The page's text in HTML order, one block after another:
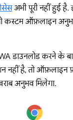
अभी पूरी नहीं हुई
कस्टम ऑफ़लाइन
डाउनलोड करने के
है, तो ऑफ़लाइन
अनुभव मिलेगा.